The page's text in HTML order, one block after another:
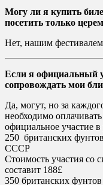
Могу ли я купить
посетить только
Нет, нашим
Если я официальный
сопровождать мои
Да, могут, но за
необходимо
официальное участие в
250 британских
СССР
Стоимость участия со
составит 188£
350 британских